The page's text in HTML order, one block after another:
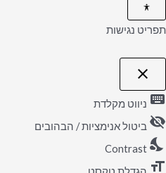
תפריט נגישות
close
פתיחה
של
הנגישות
keyboard ניווט מקלדת
visibility_off ביטול אנימציות / הבהובים
nights_stay
Contrast
format_size